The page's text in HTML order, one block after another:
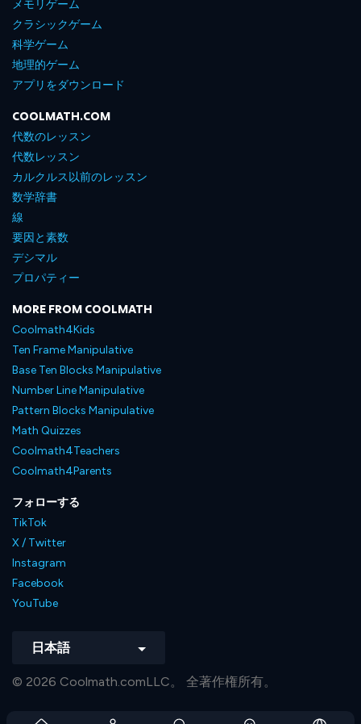
メモリゲーム
クラシックゲーム
科学ゲーム
地理的ゲーム
アプリをダウンロード
COOLMATH.COM
代数のレッスン
代数レッスン
カルクルス以前のレッスン
数学辞書
線
要因と素数
デシマル
プロパティー
MORE FROM COOLMATH
Coolmath4Kids
Ten Frame Manipulative
Base Ten Blocks Manipulative
Number Line Manipulative
Pattern Blocks Manipulative
Math Quizzes
Coolmath4Teachers
Coolmath4Parents
フォローする
TikTok
X / Twitter
Instagram
Facebook
YouTube
日本語
© 2026 Coolmath.comLLC。 全著作権所有。